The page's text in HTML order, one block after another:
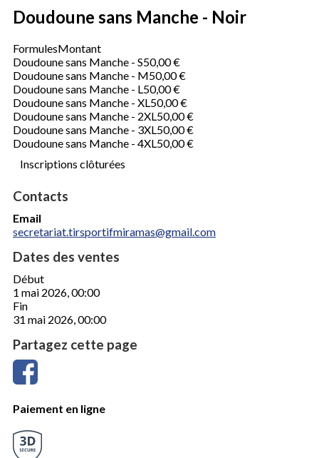
Doudoune sans Manche - Noir
FormulesMontant
Doudoune sans Manche - S50,00 €
Doudoune sans Manche - M50,00 €
Doudoune sans Manche - L 50,00 €
Doudoune sans Manche - XL 50,00 €
Doudoune sans Manche - 2XL 50,00 €
Doudoune sans Manche - 3XL 50,00 €
Doudoune sans Manche - 4XL 50,00 €
Inscriptions clôturées
Contacts
Email
secretariat.tirsportifmiramas@gmail.com
Dates des ventes
Début
1 mai 2026, 00:00
Fin
31 mai 2026, 00:00
Partagez cette page
Paiement en ligne